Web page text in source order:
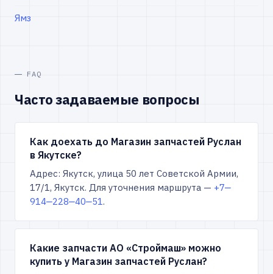
Ямз
FAQ
Часто задаваемые вопросы
Как доехать до Магазин запчастей Руслан
в Якутске?
Адрес: Якутск, улица 50 лет Советской Армии,
17/1, Якутск. Для уточнения маршрута — +7‒
914‒228‒40‒51.
Какие запчасти АО «Строймаш» можно
купить у Магазин запчастей Руслан?